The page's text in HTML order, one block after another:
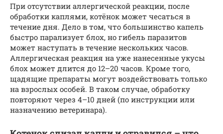
При отсутствии аллергической реакции, после
обработки каплями, котёнок может чесаться в
течение дня. Дело в том, что большинство капель
быстро парализует блох, но гибель паразитов
может наступать в течение нескольких часов.
Аллергическая реакция на уже нанесенные укусы
блох может длится до 12–20 часов. Кроме того,
щадящие препараты могут воздействовать только
на взрослых особей. В таком случае, обработку
повторяют через 4–10 дней (по инструкции или
назначению ветеринара).